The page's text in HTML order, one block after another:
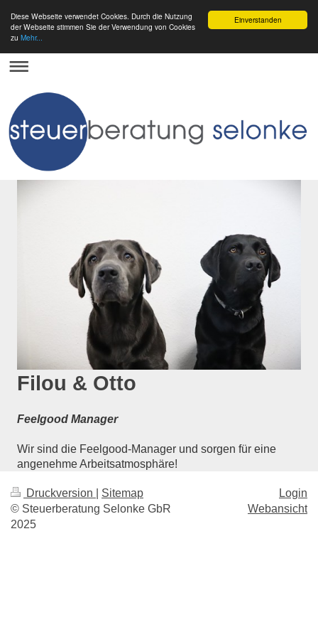
Einverstanden
Diese Webseite verwendet Cookies. Durch die Nutzung
der Webseite stimmen Sie der Verwendung von Cookies
zu Mehr...
Filou & Otto
Feelgood Manager
Wir sind die Feelgood-Manager und sorgen für eine
angenehme Arbeitsatmosphäre!
Druckversion
Sitemap
© Steuerberatung Selonke GbR
2025
Login
Webansicht